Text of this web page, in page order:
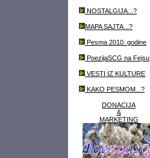
NOSTALGIJA...?
MAPA SAJTA...?
Pesma 2010. godine
PoezijaSCG na Fejsu
VESTI IZ KULTURE
KAKO PESMOM...?
DONACIJA
&
MARKETING